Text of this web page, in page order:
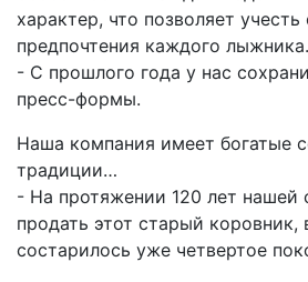
характер, что позволяет
предпочтения каждого
- С прошлого года у нас
пресс-формы.
Наша компания имеет богатые
традиции…
- На протяжении 120 лет нашей
продать этот старый коровник,
состарилось уже четвертое